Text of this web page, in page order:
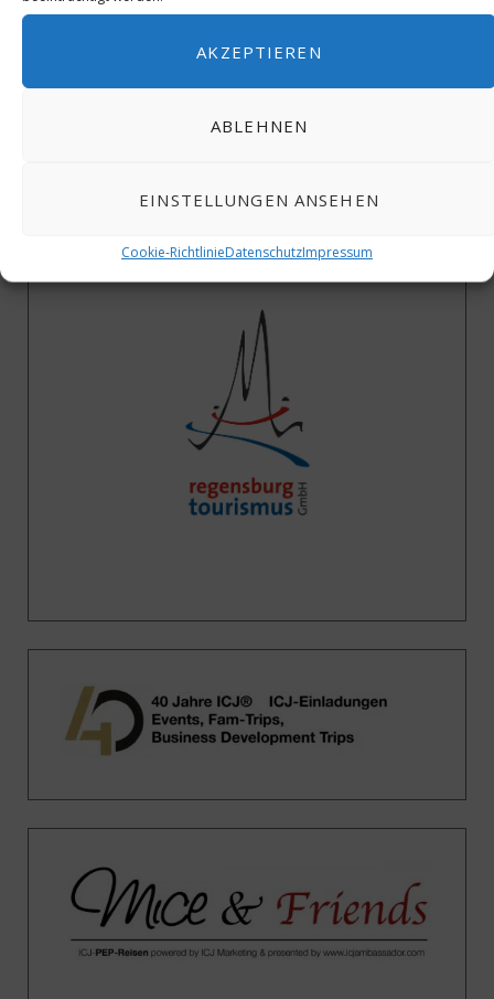
AKZEPTIEREN
ABLEHNEN
EINSTELLUNGEN ANSEHEN
Cookie-RichtlinieDatenschutzImpressum
40 Jahre ICJ – Wir gratulieren